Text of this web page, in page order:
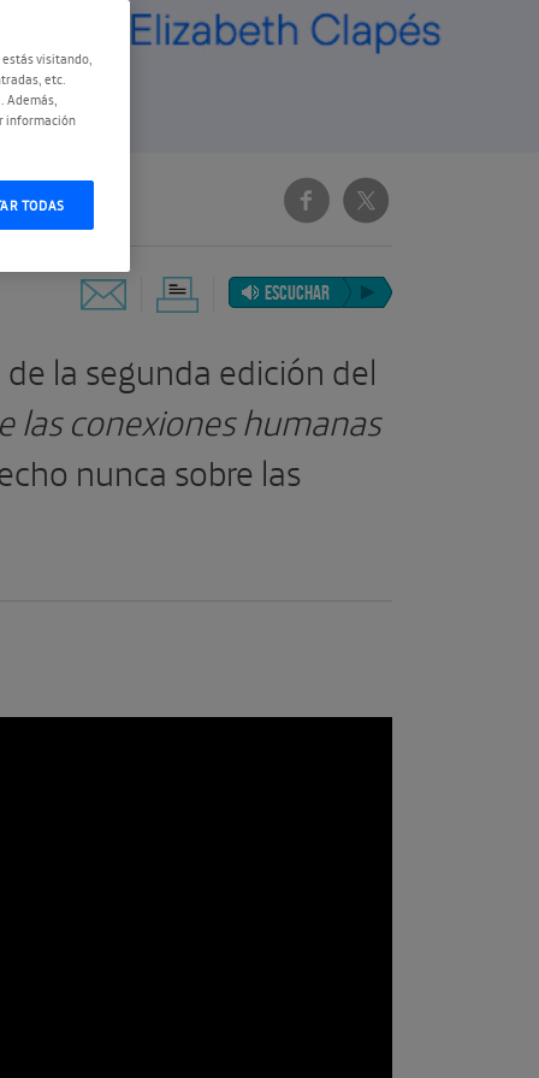
ESCUCHAR
la segunda edición del
las conexiones humanas
nunca sobre las
visitando,
etc.
Además,
información
TODAS